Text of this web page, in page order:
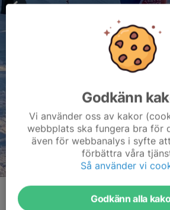
Kommentarer
Godkänn
Vi använder oss av kakor
webbplats ska fungera bra för
även för webbanalys i syfte
förbättra våra
Så använder vi
Godkänn alla